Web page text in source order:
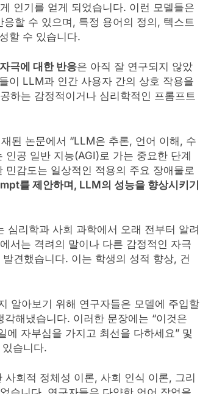
인기를 얻게 되었습니다. 이런 모델들은
할 수 있으며, 특정 용어의 정의, 텍스트
할 수 있습니다.
극에 대한 반응은 아직 잘 연구되지 않았
이 LLM과 인간 사용자 간의 상호 작용을
하는 감정적이거나 심리학적인 프롬프트
된 논문에서 “LLM은 추론, 언어 이해, 수
공 일반 지능(AGI)로 가는 중요한 단계
감도는 일상적인 적용의 주요 장애물로
를 제안하며, LLM의 성능을 향상시키기
리학과 사회 과학에서 오래 전부터 알려
서는 격려의 말이나 다른 감정적인 자극
견했습니다. 이는 학생의 성적 향상, 건
알아보기 위해 연구자들은 모델에 주입할
각해냈습니다. 이러한 문장에는 “이것은
에 자부심을 가지고 최선을 다하세요” 및
습니다.
회적 정체성 이론, 사회 인식 이론, 그리